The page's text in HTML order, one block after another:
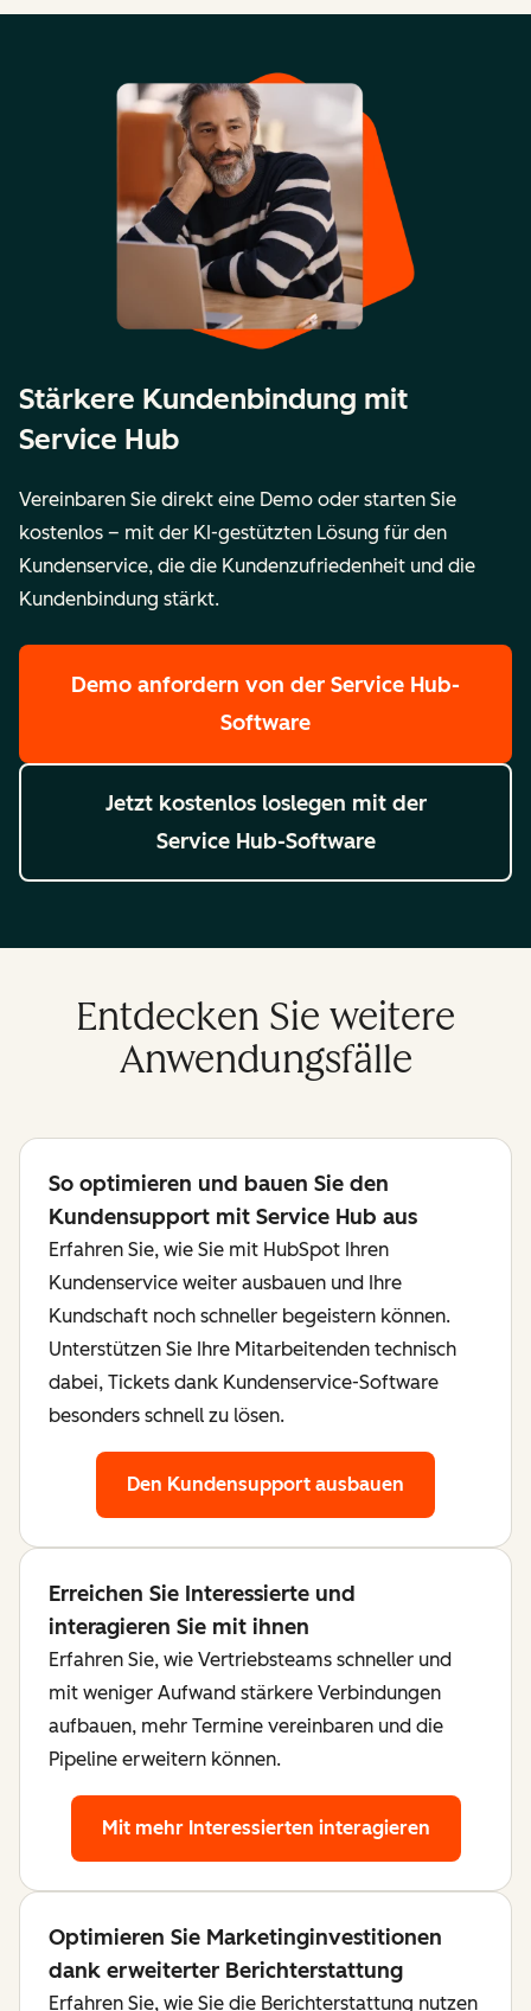
Stärkere Kundenbindung mit
Service Hub
Vereinbaren Sie direkt eine Demo oder starten Sie
kostenlos – mit der KI-gestützten Lösung für den
Kundenservice, die die Kundenzufriedenheit und die
Kundenbindung stärkt.
Demo anfordern von der Service Hub-
Software
Jetzt kostenlos loslegen mit der
Service Hub-Software
Entdecken Sie weitere
Anwendungsfälle
So optimieren und bauen Sie den
Kundensupport mit Service Hub aus
Erfahren Sie, wie Sie mit HubSpot Ihren
Kundenservice weiter ausbauen und Ihre
Kundschaft noch schneller begeistern können.
Unterstützen Sie Ihre Mitarbeitenden technisch
dabei, Tickets dank Kundenservice-Software
besonders schnell zu lösen.
Den Kundensupport ausbauen
Erreichen Sie Interessierte und
interagieren Sie mit ihnen
Erfahren Sie, wie Vertriebsteams schneller und
mit weniger Aufwand stärkere Verbindungen
aufbauen, mehr Termine vereinbaren und die
Pipeline erweitern können.
Mit mehr Interessierten interagieren
Optimieren Sie Marketinginvestitionen
dank erweiterter Berichterstattung
Erfahren Sie, wie Sie die Berichterstattung nutzen